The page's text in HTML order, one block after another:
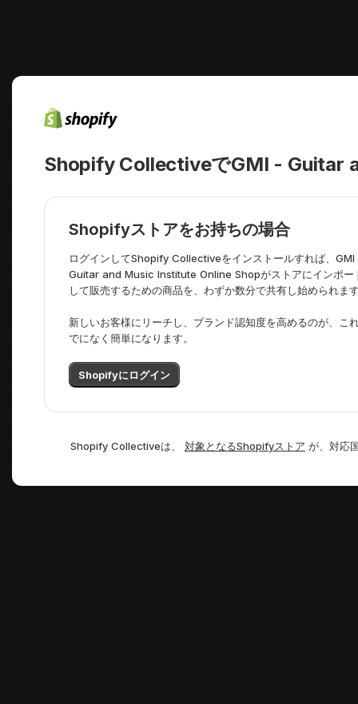
Shopify CollectiveでGMI - Guitar
Shopifyストアをお持ちの場合
ログインしてShopify Collectiveをインストールすれば、
Guitar and Music Institute Online Shopがストアにインポー
して販売するための商品を、わずか数分で共有し始められま
新しいお客様にリーチし、ブランド認知度を高めるのが、こ
でになく簡単になります。
Shopifyにログイン
Shopify Collectiveは、 対象となるShopifyストア が、対応